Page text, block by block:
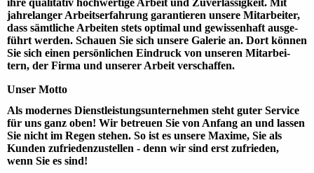
ihre quali­tativ hoch­wertige Arbeit und Zuver­lässig­keit. Mit
jahre­langer Arbeits­erfah­rung garan­tieren unsere Mitarbeiter,
dass sämt­liche Arbei­ten stets opti­mal und gewissen­haft ausge­
führt werden. Schauen Sie sich unsere Galerie an. Dort können
Sie sich einen persön­lichen Ein­druck von unse­ren Mitarbei­
tern, der Firma und unse­rer Arbeit verschaffen.
Unser Motto
Als moder­nes Dienst­leistungs­unter­nehmen steht guter Service
für uns ganz oben! Wir betreuen Sie von Anfang an und lassen
Sie nicht im Regen stehen. So ist es unsere Maxime, Sie als
Kunden zufrieden­zustellen - denn wir sind erst zufrie­den,
wenn Sie es sind!